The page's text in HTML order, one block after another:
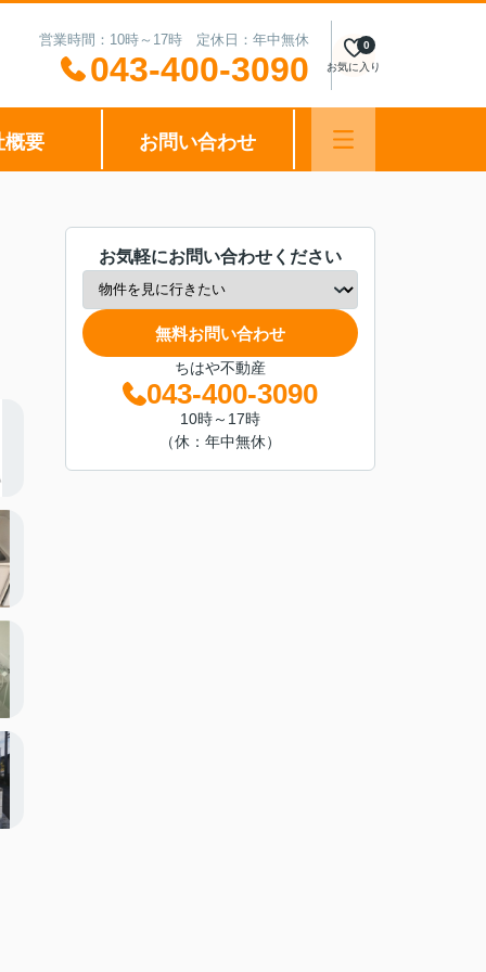
営業時間：10時～17時 定休日：年中無休
043-400-3090 お気に入り
0
概要 お問い合わせ
お気軽にお問い合わせください
無料お問い合わせ
ちはや不動産
043-400-3090
10時～17時
（休：年中無休）